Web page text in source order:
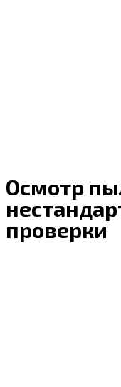
Осмотр
проверки